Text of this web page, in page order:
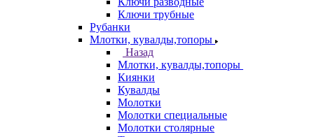
Ключи трубные
Рубанки
Млотки, кувалды,топоры
Назад
Млотки, кувалды,топоры
Киянки
Кувалды
Молотки
Молотки специальные
Молотки столярные